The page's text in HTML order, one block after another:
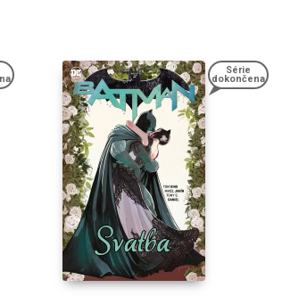
Série
dokončena